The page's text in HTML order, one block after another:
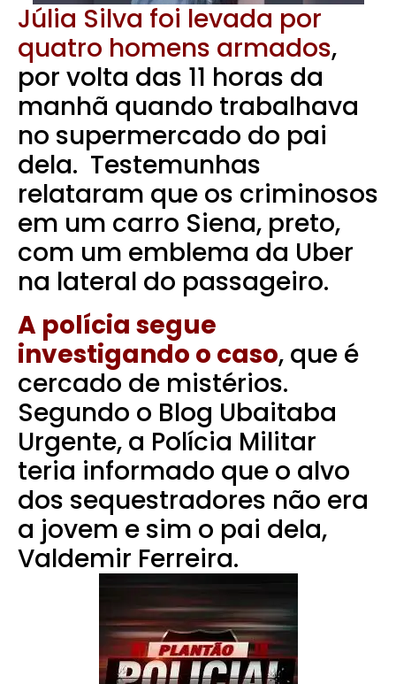
Júlia Silva foi levada por
quatro homens armados,
por volta das 11 horas da
manhã quando trabalhava
no supermercado do pai
dela. Testemunhas
relataram que os criminosos
em um carro Siena, preto,
com um emblema da Uber
na lateral do passageiro.
A polícia segue
investigando o caso, que é
cercado de mistérios.
Segundo o Blog Ubaitaba
Urgente, a Polícia Militar
teria informado que o alvo
dos sequestradores não era
a jovem e sim o pai dela,
Valdemir Ferreira.